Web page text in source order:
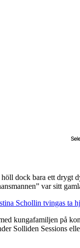
dock bara ett drygt
var sitt
Schollin tvingas ta
kungafamiljen på
Solliden Sessions